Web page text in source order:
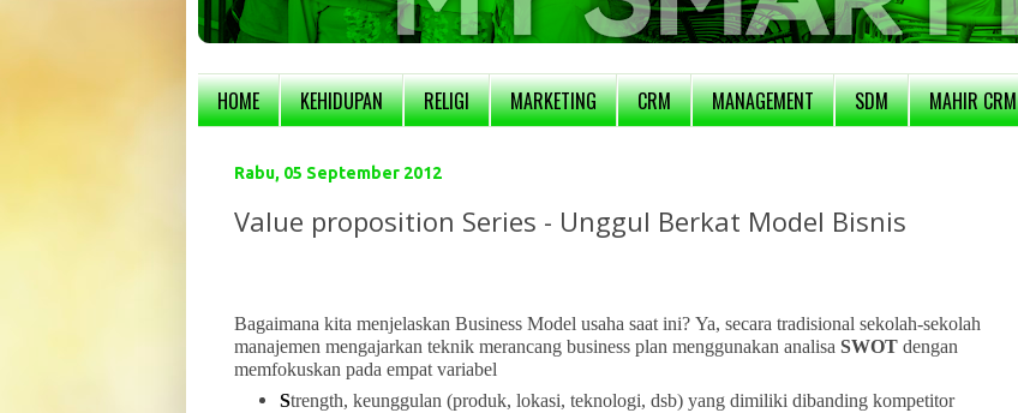
HOME KEHIDUPAN RELIGI MARKETING CRM MANAGEMENT SDM MAHIR CRM
Rabu, 05 September 2012
Value proposition Series - Unggul Berkat Model Bisnis
Bagaimana kita menjelaskan Business Model usaha saat ini? Ya, secara tradisional sekolah-sekolah
manajemen mengajarkan teknik merancang business plan menggunakan analisa SWOTdengan
memfokuskan pada empat variabel
Strength, keunggulan (produk, lokasi, teknologi, dsb) yang dimiliki dibanding kompetitor